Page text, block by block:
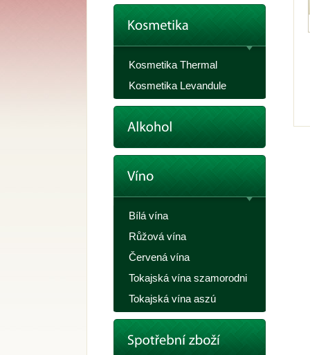
Kosmetika Thermal
Kosmetika Levandule
Bílá vína
Růžová vína
Červená vína
Tokajská vína szamorodni
Tokajská vína aszú